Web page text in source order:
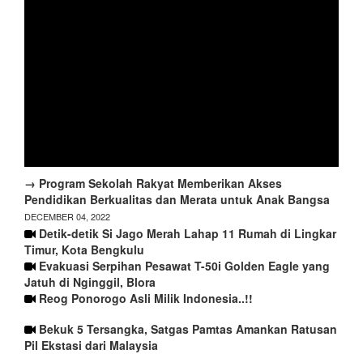
→ Program Sekolah Rakyat Memberikan Akses
Pendidikan Berkualitas dan Merata untuk Anak Bangsa
DECEMBER 04, 2022
Detik-detik Si Jago Merah Lahap 11 Rumah di Lingkar
Timur, Kota Bengkulu
Evakuasi Serpihan Pesawat T-50i Golden Eagle yang
Jatuh di Nginggil, Blora
Reog Ponorogo Asli Milik Indonesia..!!
Bekuk 5 Tersangka, Satgas Pamtas Amankan Ratusan
Pil Ekstasi dari Malaysia